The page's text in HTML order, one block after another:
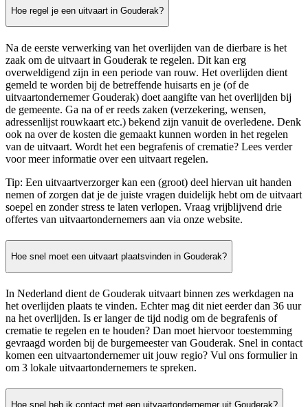
Hoe regel je een uitvaart in Gouderak?
Na de eerste verwerking van het overlijden van de dierbare is het
zaak om de uitvaart in Gouderak te regelen. Dit kan erg
overweldigend zijn in een periode van rouw. Het overlijden dient
gemeld te worden bij de betreffende huisarts en je (of de
uitvaartondernemer Gouderak) doet aangifte van het overlijden bij
de gemeente. Ga na of er reeds zaken (verzekering, wensen,
adressenlijst rouwkaart etc.) bekend zijn vanuit de overledene. Denk
ook na over de kosten die gemaakt kunnen worden in het regelen
van de uitvaart. Wordt het een begrafenis of crematie? Lees verder
voor meer informatie over een uitvaart regelen.
Tip: Een uitvaartverzorger kan een (groot) deel hiervan uit handen
nemen of zorgen dat je de juiste vragen duidelijk hebt om de uitvaart
soepel en zonder stress te laten verlopen. Vraag vrijblijvend drie
offertes van uitvaartondernemers aan via onze website.
Hoe snel moet een uitvaart plaatsvinden in Gouderak?
In Nederland dient de Gouderak uitvaart binnen zes werkdagen na
het overlijden plaats te vinden. Echter mag dit niet eerder dan 36 uur
na het overlijden. Is er langer de tijd nodig om de begrafenis of
crematie te regelen en te houden? Dan moet hiervoor toestemming
gevraagd worden bij de burgemeester van Gouderak. Snel in contact
komen een uitvaartondernemer uit jouw regio? Vul ons formulier in
om 3 lokale uitvaartondernemers te spreken.
Hoe snel heb ik contact met een uitvaartondernemer uit Gouderak?